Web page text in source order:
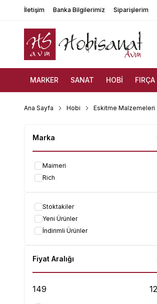
İletişim Banka Bilgilerimiz Siparişlerim
MARKER SANAT HOBİ FIRÇA
Ana Sayfa Hobi Eskitme Malzemeleri
Marka
Maimeri
Rich
Stoktakiler
Yeni Ürünler
İndirimli Ürünler
Fiyat Aralığı